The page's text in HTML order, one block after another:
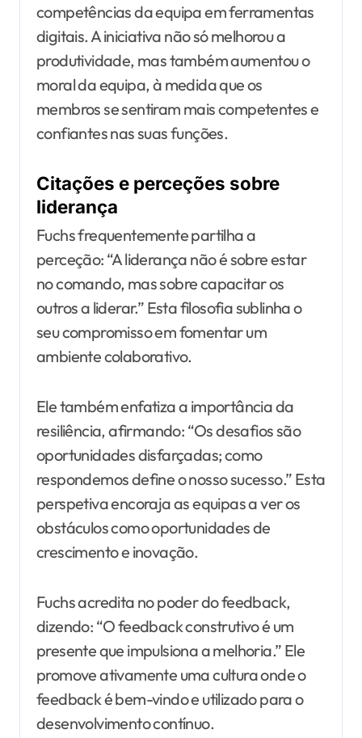
competências da equipa em ferramentas
digitais. A iniciativa não só melhorou a
produtividade, mas também aumentou o
moral da equipa, à medida que os
membros se sentiram mais competentes e
confiantes nas suas funções.
Citações e perceções sobre
liderança
Fuchs frequentemente partilha a
perceção: “A liderança não é sobre estar
no comando, mas sobre capacitar os
outros a liderar.” Esta filosofia sublinha o
seu compromisso em fomentar um
ambiente colaborativo.
Ele também enfatiza a importância da
resiliência, afirmando: “Os desafios são
oportunidades disfarçadas; como
respondemos define o nosso sucesso.” Esta
perspetiva encoraja as equipas a ver os
obstáculos como oportunidades de
crescimento e inovação.
Fuchs acredita no poder do feedback,
dizendo: “O feedback construtivo é um
presente que impulsiona a melhoria.” Ele
promove ativamente uma cultura onde o
feedback é bem-vindo e utilizado para o
desenvolvimento contínuo.